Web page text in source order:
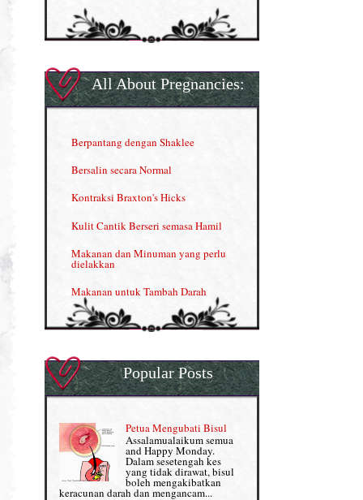
ESP Produk Shaklee Paling HOT
Gla Complex (II)
Herbal Blend the Magic Cream
Nutrisi untuk Ikhtiar Hamil
OMEGA GUARD
Omega Guard: EPA & DHA for kids
OSTEMATRIX
Pantang Larang dalam Pengambilan
Vitamin
Penjagaan Rambut: Prosante Hair Care
Persediaan Haji & Umrah
Review Part 1: Shaklee bagus ke?
All About Pregnancies:
Berpantang dengan Shaklee
Bersalin secara Normal
Kontraksi Braxton's Hicks
Kulit Cantik Berseri semasa Hamil
Makanan dan Minuman yang perlu
dielakkan
Makanan untuk Tambah Darah
Masalah HB rendah?
Normal VS Czer
Pemakanan Semasa Hamil
Penyusuan Bayi
Perkembangan Minda Bayi
Supplement untuk Kehamilan
Popular Posts
Petua Mengubati Bisul
Assalamualaikum semua
and Happy Monday.
Dalam sesetengah kes
yang tidak dirawat, bisul
boleh mengakibatkan
keracunan darah dan mengancam...